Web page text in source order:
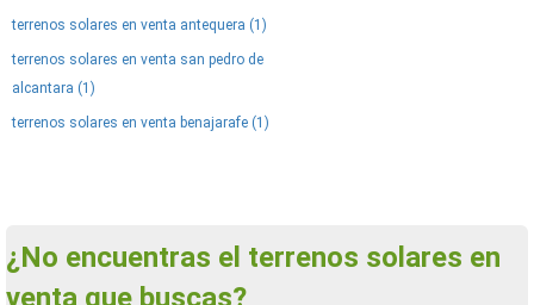
terrenos solares en venta antequera (1)
terrenos solares en venta san pedro de
alcantara (1)
terrenos solares en venta benajarafe (1)
¿No encuentras el terrenos solares en
venta que buscas?